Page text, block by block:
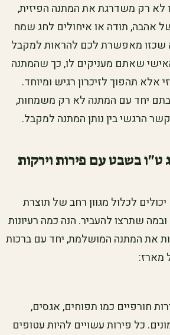
לא רק משדרגת את המתנה הפיזית,
אהבה, תודה או איחולים לחג שמח
שכזו מאפשרת לכם להראות למקבל
שאתם מעניקים לו, כך שהמתנה
תהפוך לזיכרון רגיש ומיוחד.
יחד עם המתנה לא רק משמחות,
הרגשי בין נותן המתנה למקבל.
ט"ו בשבט עם פירות וירקות
לכלול מגוון רחב של תוצרת
שתרצו להעביר. הנה כמה רעיונות
את המתנה המושלמת, יחד עם ברכות
מארז:
חורפיים כמו תפוחים, אגסים,
כל פירות עשויים להיות עטופים